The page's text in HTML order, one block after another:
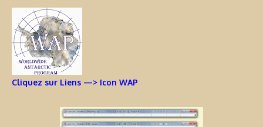
Cliquez sur Liens —> Icon WAP